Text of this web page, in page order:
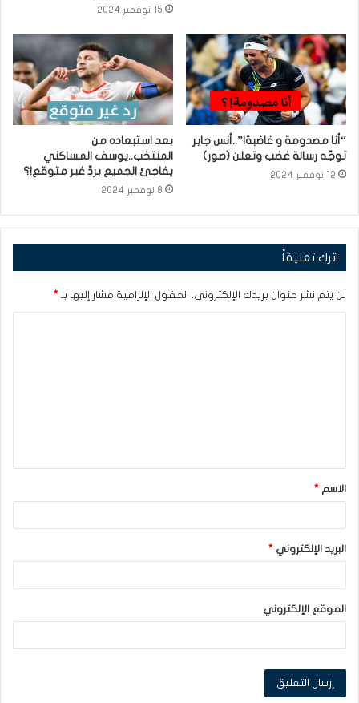
15 نوفمبر 2024
“أنا مصدومة و غاضبة!”..أنس جابر
توجّه رسالة غضب وتعلن (صور)
12 نوفمبر 2024
بعد استبعاده من
المنتخب..يوسف المساكني
يفاجئ الجميع بردّ غير متوقع!؟
8 نوفمبر 2024
اترك تعليقاً
لن يتم نشر عنوان بريدك الإلكتروني. الحقول الإلزامية مشار إليها بـ *
ق
*
الاسم *
البريد الإلكتروني *
الموقع الإلكتروني